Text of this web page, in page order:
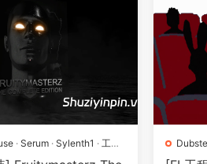
· Serum · Sylenth1 · 工程